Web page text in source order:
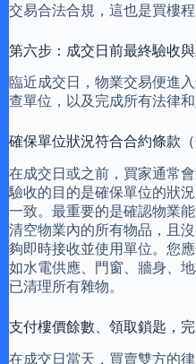
交易合法合規，這也是買樓
第六步：成交日前最終驗收與
臨近成交日，物業交易便進
查單位，以及完成所有法律
確保單位狀況符合合約條款（
在成交日或之前，買家通常
驗收的目的是確保單位的狀
一致。最重要的是確認物業
清空物業內的所有物品，且
夠即時接收並使用單位。您
如水電供應、門窗、牆身、
已清理所有雜物。
支付樓價餘數、領取鎖匙，
在成交日當天，買賣雙方的